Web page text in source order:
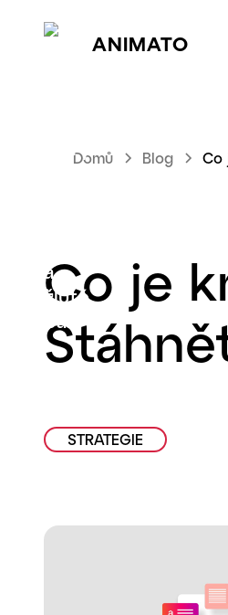
ANIMATO
Domů Blog Co
Co je
STRATEGIE